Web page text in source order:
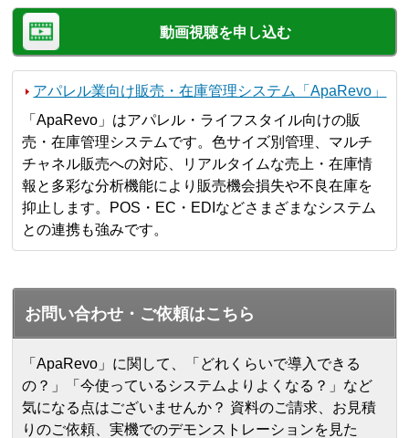
動画視聴を申し込む
アパレル業向け販売・在庫管理システム「ApaRevo」
「ApaRevo」はアパレル・ライフスタイル向けの販
売・在庫管理システムです。色サイズ別管理、マルチ
チャネル販売への対応、リアルタイムな売上・在庫情
報と多彩な分析機能により販売機会損失や不良在庫を
抑止します。POS・EC・EDIなどさまざまなシステム
との連携も強みです。
お問い合わせ・ご依頼はこちら
「ApaRevo」に関して、「どれくらいで導入できる
の？」「今使っているシステムよりよくなる？」など
気になる点はございませんか？ 資料のご請求、お見積
りのご依頼、実機でのデモンストレーションを見た